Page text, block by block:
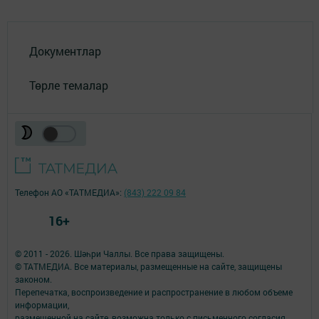
Документлар
Төрле темалар
© 2011 - 2026. Шәһри Чаллы. Все права защищены.
© ТАТМЕДИА. Все материалы, размещенные на сайте, защищены
законом.
Перепечатка, воспроизведение и распространение в любом объеме
информации,
Телефон АО «ТАТМЕДИА»: (843) 222 09 84
16+